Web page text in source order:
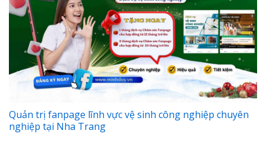
Quản trị fanpage lĩnh vực vệ sinh công nghiệp chuyên
nghiệp tại Nha Trang